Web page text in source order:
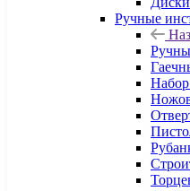
Ручные